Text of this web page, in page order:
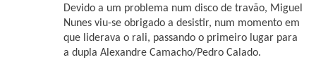
Devido a um problema num disco de travão, Miguel
Nunes viu-se obrigado a desistir, num momento em
que liderava o rali, passando o primeiro lugar para
a dupla Alexandre Camacho/Pedro Calado.